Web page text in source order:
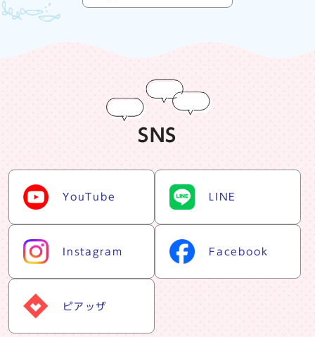
SNS
snsリスト
YouTube LINE
Instagram Facebook
ピアッザ